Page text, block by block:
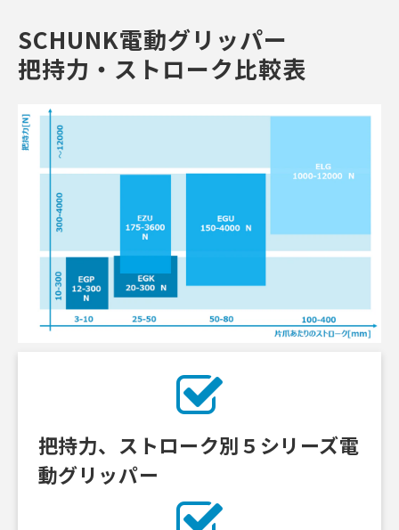
SCHUNK電動グリッパー
把持力・ストローク比較表
把持力、ストローク別５シリーズ電
動グリッパー